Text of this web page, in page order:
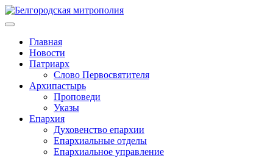
Главная
Новости
Патриарх
Слово Первосвятителя
Архипастырь
Проповеди
Указы
Епархия
Духовенство епархии
Епархиальные отделы
Епархиальное управление